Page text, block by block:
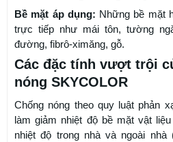
Bề mặt áp dụng: Những bề mặt
trực tiếp như mái tôn, tường
đường, fibrô-ximăng, gỗ.
Các đặc tính vượt trội
nóng SKYCOLOR
Chống nóng theo quy luật phản
làm giảm nhiệt độ bề mặt vật
nhiệt độ trong nhà và ngoài